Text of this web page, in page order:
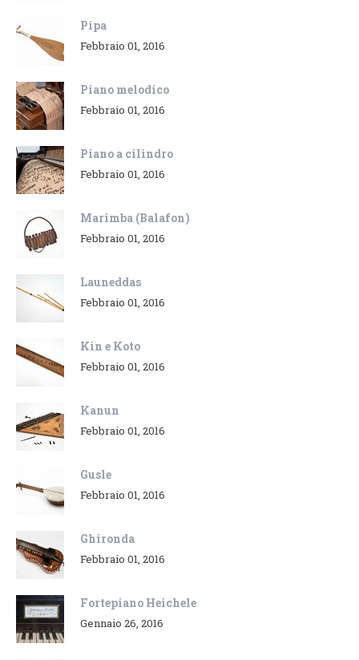
Pipa
Febbraio 01, 2016
Piano melodico
Febbraio 01, 2016
Piano a cilindro
Febbraio 01, 2016
Marimba (Balafon)
Febbraio 01, 2016
Launeddas
Febbraio 01, 2016
Kin e Koto
Febbraio 01, 2016
Kanun
Febbraio 01, 2016
Gusle
Febbraio 01, 2016
Ghironda
Febbraio 01, 2016
Fortepiano Heichele
Gennaio 26, 2016